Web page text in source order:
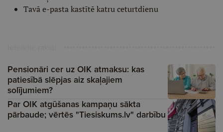
Tavā e-pasta kastītē katru ceturtdienu
Pensionāri cer uz OIK atmaksu: kas
patiesībā slēpjas aiz skaļajiem
solījumiem?
Par OIK atgūšanas kampaņu sākta
pārbaude; vērtēs "Tiesiskums.lv" darbību